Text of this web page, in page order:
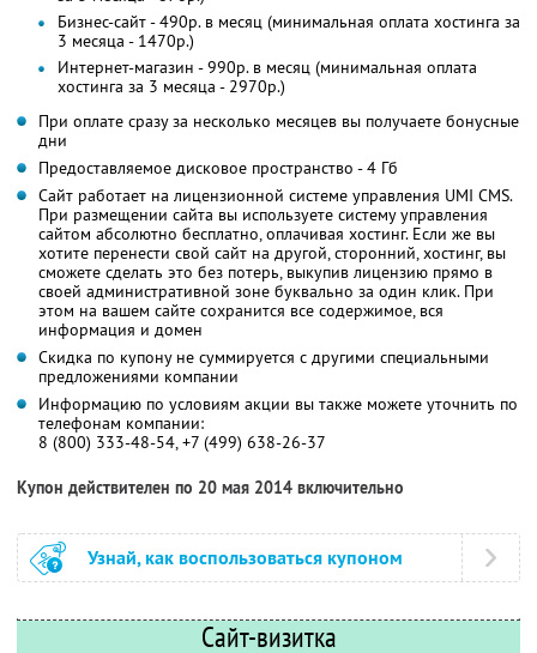
Бизнес-сайт - 490р. в месяц (минимальная оплата хостинга за
3 месяца - 1470р.)
Интернет-магазин - 990р. в месяц (минимальная оплата
хостинга за 3 месяца - 2970р.)
При оплате сразу за несколько месяцев вы получаете бонусные
дни
Предоставляемое дисковое пространство - 4 Гб
Сайт работает на лицензионной системе управления UMI CMS.
При размещении сайта вы используете систему управления
сайтом абсолютно бесплатно, оплачивая хостинг. Если же вы
хотите перенести свой сайт на другой, сторонний, хостинг, вы
сможете сделать это без потерь, выкупив лицензию прямо в
своей административной зоне буквально за один клик. При
этом на вашем сайте сохранится все содержимое, вся
информация и домен
Скидка по купону не суммируется с другими специальными
предложениями компании
Информацию по условиям акции вы также можете уточнить по
телефонам компании:
8 (800) 333-48-54, +7 (499) 638-26-37
Купон действителен по 20 мая 2014 включительно
Узнай, как воспользоваться купоном
Сайт-визитка